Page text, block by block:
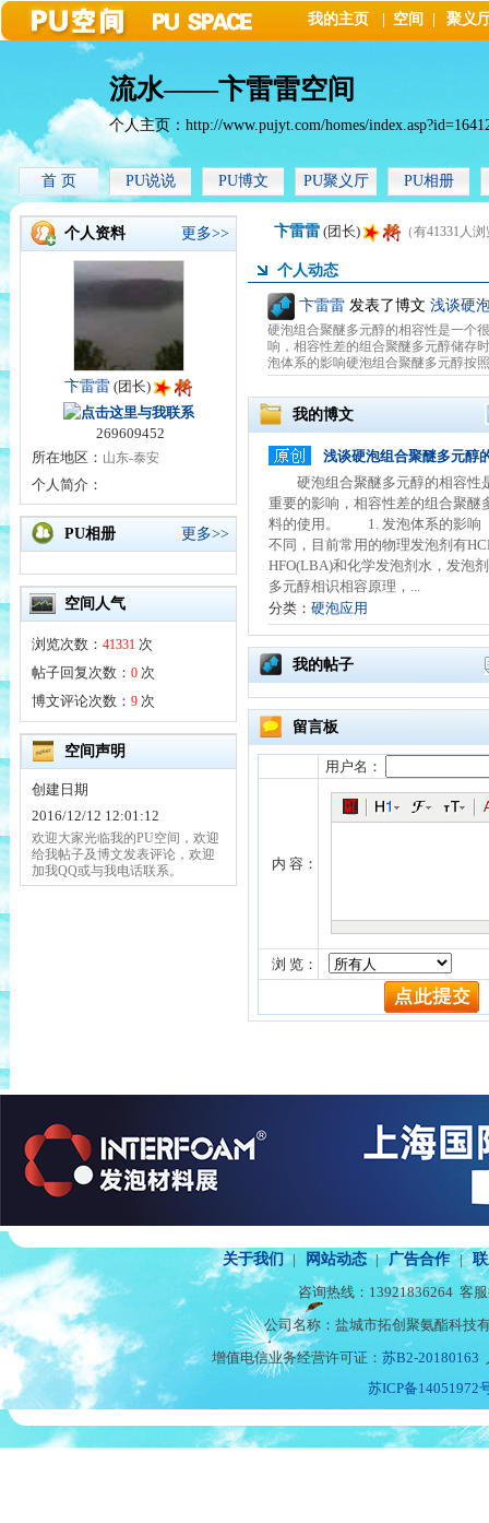
我的主页 空间 聚义
流水——卞雷雷空间
个人主页： http://www.pujyt.com/homes/
首 页 PU说说 PU博文 PU聚义厅 PU相册
个人资料 更多>>
卞雷雷 (团长)
269609452
所在地区： 山东-泰安
个人简介：
PU相册 更多>>
空间人气
浏览次数： 41331 次
帖子回复次数： 0 次
博文评论次数： 9 次
空间声明
创建日期
2016/12/12 12:01:12
欢迎大家光临我的PU空间，欢迎
给我帖子及博文发表评论，欢迎
加我QQ或与我电话联系。
卞雷雷 (团长) （有41331人
个人动态
卞雷雷 发表了博文 浅谈硬
硬泡组合聚醚多元醇的相容性是一个
响，相容性差的组合聚醚多元醇储存
泡体系的影响硬泡组合聚醚多元醇按
我的博文
浅谈硬泡组合聚醚多元醇
硬泡组合聚醚多元醇的相容性
重要的影响，相容性差的组合聚醚
料的使用。 1. 发泡体系的影响
不同，目前常用的物理发泡剂有
HFO(LBA)和化学发泡剂水，发
多元醇相识相容原理，...
分类： 硬泡应用
我的帖子
留言板
用户名：
内 容：
浏 览：
关于我们 | 网站动态 | 广告合作 |
咨询热线： 13921836264 客
公司名称：盐城市拓创聚氨酯科技
增值电信业务经营许可证： 苏B2-20180163
苏ICP备14051972